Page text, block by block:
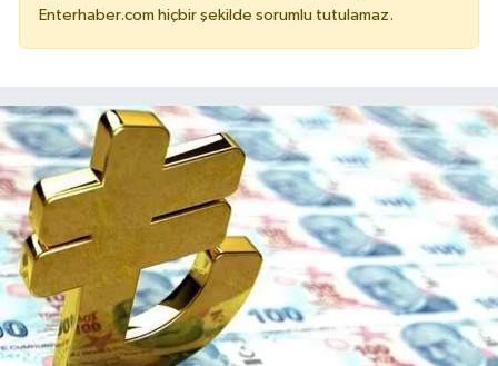
Enterhaber.com hiçbir şekilde sorumlu tutulamaz.